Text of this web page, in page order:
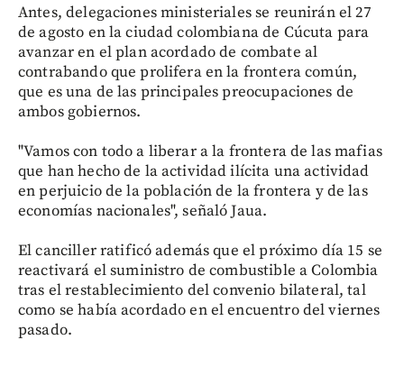
Antes, delegaciones ministeriales se reunirán el 27
de agosto en la ciudad colombiana de Cúcuta para
avanzar en el plan acordado de combate al
contrabando que prolifera en la frontera común,
que es una de las principales preocupaciones de
ambos gobiernos.
"Vamos con todo a liberar a la frontera de las mafias
que han hecho de la actividad ilícita una actividad
en perjuicio de la población de la frontera y de las
economías nacionales", señaló Jaua.
El canciller ratificó además que el próximo día 15 se
reactivará el suministro de combustible a Colombia
tras el restablecimiento del convenio bilateral, tal
como se había acordado en el encuentro del viernes
pasado.